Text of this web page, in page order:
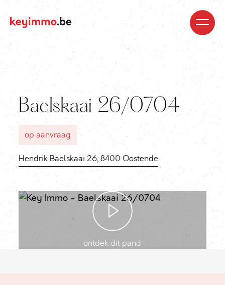
Baelskaai 26/0704
op aanvraag
Hendrik Baelskaai 26, 8400 Oostende
ontdek dit pand